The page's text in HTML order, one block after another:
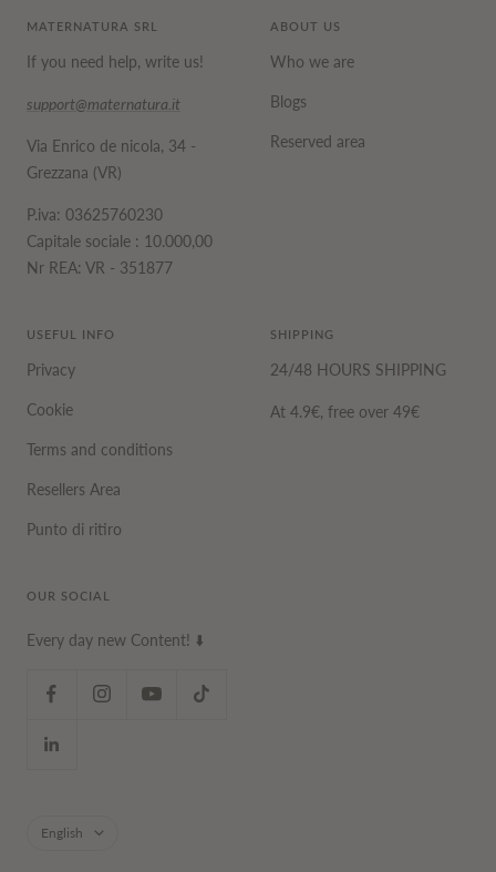
MATERNATURA SRL
If you need help, write us!
support@maternatura.it
Via Enrico de nicola, 34 -
Grezzana (VR)
P.iva: 03625760230
Capitale sociale : 10.000,00
Nr REA: VR - 351877
ABOUT US
Who we are
Blogs
Reserved area
USEFUL INFO
Privacy
Cookie
Terms and conditions
Resellers Area
Punto di ritiro
SHIPPING
24/48 HOURS SHIPPING
At 4.9€, free over 49€
OUR SOCIAL
Every day new Content! ⬇️
Language
English